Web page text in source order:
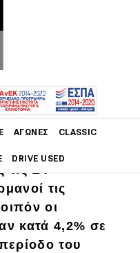
ΑΓΏΝΕΣ CLASSIC
DRIVE USED
στο να
τις EV
τις
οι
κατά 4,2% σε
του